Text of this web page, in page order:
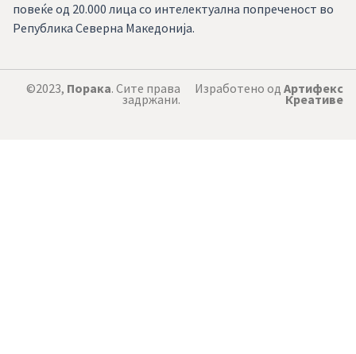
повеќе од 20.000 лица со интелектуална попреченост во
Република Северна Македонија.
©2023, Порака. Сите права
задржани.
Изработено од Артифекс
Креативе